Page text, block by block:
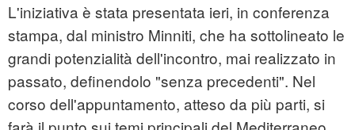
L'iniziativa è stata presentata ieri, in conferenza
stampa, dal ministro Minniti, che ha sottolineato le
grandi potenzialità dell'incontro, mai realizzato in
passato, definendolo "senza precedenti". Nel
corso dell'appuntamento, atteso da più parti, si